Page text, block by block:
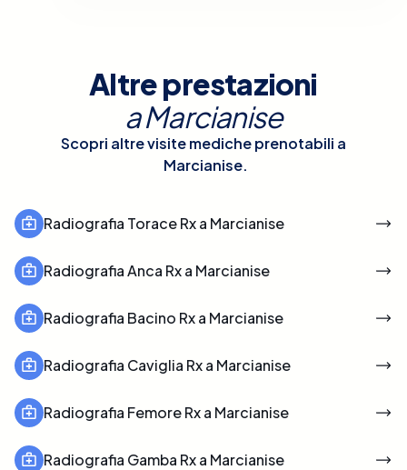
Altre prestazioni
aMarcianise
Scopri altre visite mediche prenotabili a
Marcianise.
Radiografia Torace Rx a Marcianise
Radiografia Anca Rx a Marcianise
Radiografia Bacino Rx a Marcianise
Radiografia Caviglia Rx a Marcianise
Radiografia Femore Rx a Marcianise
Radiografia Gamba Rx a Marcianise